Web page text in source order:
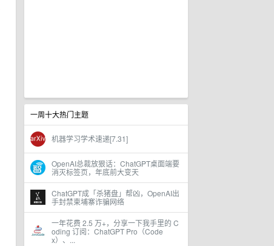
一周十大热门主题
机器学习学术速递[7.31]
OpenAI总裁放狠话：ChatGPT桌面端要
消灭标签页，年底前大变天
ChatGPT成「杀猪盘」帮凶，OpenAI出
手封禁柬埔寨诈骗网络
一年花费 2.5 万+，分享一下我手里的 C
oding 订阅：ChatGPT Pro（Code
x）、...